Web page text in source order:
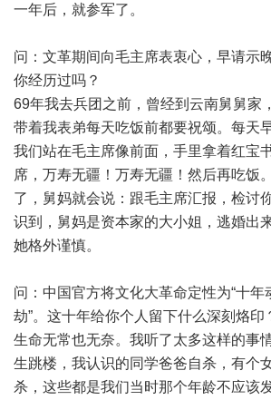
一年后，就参军了。
问：文革期间向毛主席表衷心，早请示
你经历过吗？
69年我去兵团之前，曾经到云南舅舅家
带着我表弟每天吃饭前都要祝颂。每天
我们站在毛主席像前面，手里拿着红宝
席，万寿无疆！万寿无疆！然后再吃饭
了，舅妈就会说：跟毛主席汇报，检讨
识到，舅妈是资本家的大小姐，逃婚出
她格外谨慎。
问：中国官方将文化大革命定性为“十年
劫”。这十年给你个人留下什么深刻烙印
生命无常也无奈。我听了太多这样的事
生跳楼，我认识的同学爸爸自杀，有个
杀，这些都是我们当时那个年龄不应该